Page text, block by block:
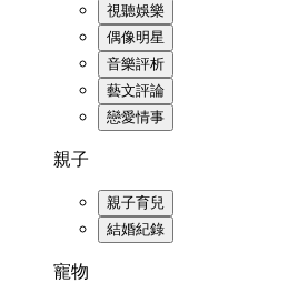
視聽娛樂
偶像明星
音樂評析
藝文評論
戀愛情事
親子
親子育兒
結婚紀錄
寵物